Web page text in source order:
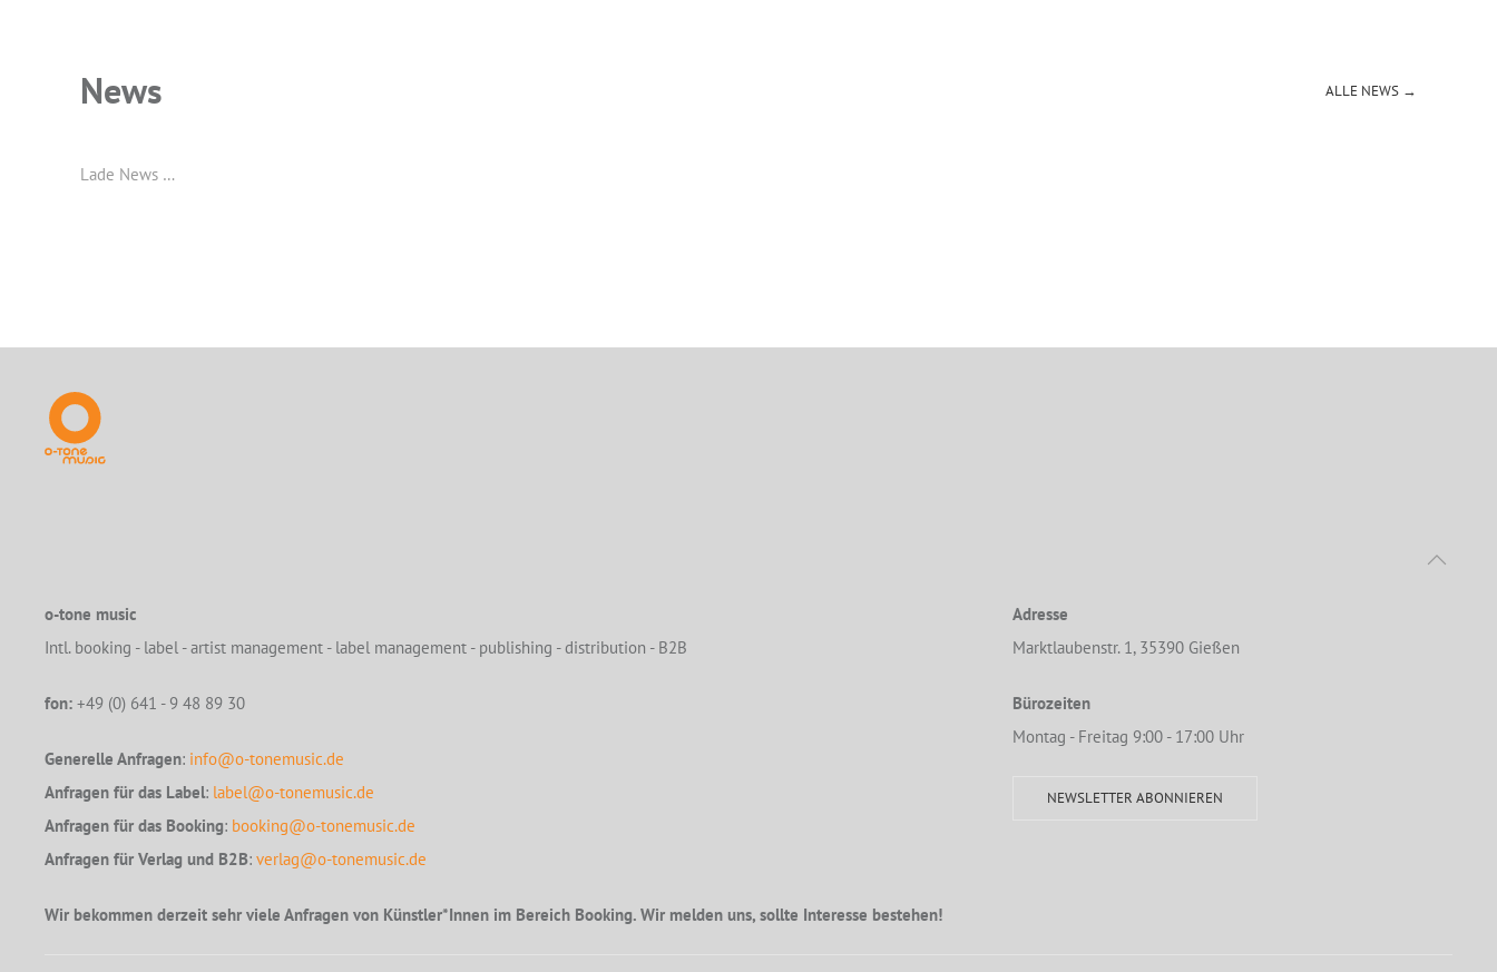
News ALLE NEWS →
Lade News …
o-tone music
Intl. booking - label - artist management - label management - publishing - distribution - B2B
fon: +49 (0) 641 - 9 48 89 30
Generelle Anfragen: info@o-tonemusic.de
Anfragen für das Label: label@o-tonemusic.de
Anfragen für das Booking: booking@o-tonemusic.de
Anfragen für Verlag und B2B: verlag@o-tonemusic.de
Wir bekommen derzeit sehr viele Anfragen von Künstler*Innen im Bereich Booking. Wir melden uns, sollte Interesse bestehen!
Adresse
Marktlaubenstr. 1, 35390 Gießen
Bürozeiten
Montag - Freitag 9:00 - 17:00 Uhr
NEWSLETTER ABONNIEREN